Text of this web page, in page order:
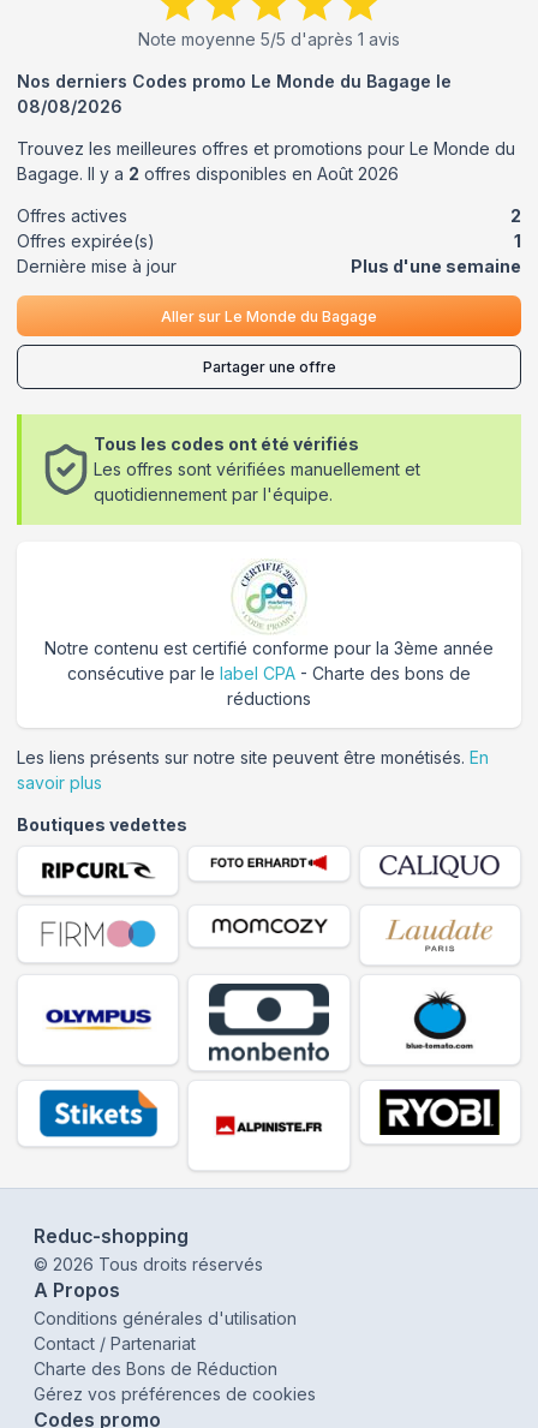
Note moyenne 5/5 d'après 1 avis
Nos derniers Codes promo Le Monde du Bagage le
08/08/2026
Trouvez les meilleures offres et promotions pour Le Monde du
Bagage. Il y a 2 offres disponibles en Août 2026
Offres actives
2
Offres expirée(s)
1
Dernière mise à jour
Plus d'une semaine
Aller sur Le Monde du Bagage
Partager une offre
Tous les codes ont été vérifiés
Les offres sont vérifiées manuellement et
quotidiennement par l'équipe.
Notre contenu est certifié conforme pour la 3ème année
consécutive par le label CPA - Charte des bons de
réductions
Les liens présents sur notre site peuvent être monétisés. En
savoir plus
Boutiques vedettes
Reduc-shopping
© 2026 Tous droits réservés
A Propos
Conditions générales d'utilisation
Contact / Partenariat
Charte des Bons de Réduction
Gérez vos préférences de cookies
Codes promo